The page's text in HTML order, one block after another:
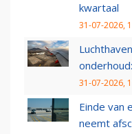
kwartaal
31-07-2026,
31-07-2026,
Einde van
neemt